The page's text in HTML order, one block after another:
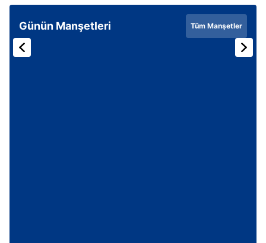
Günün Manşetleri Tüm Manşetler